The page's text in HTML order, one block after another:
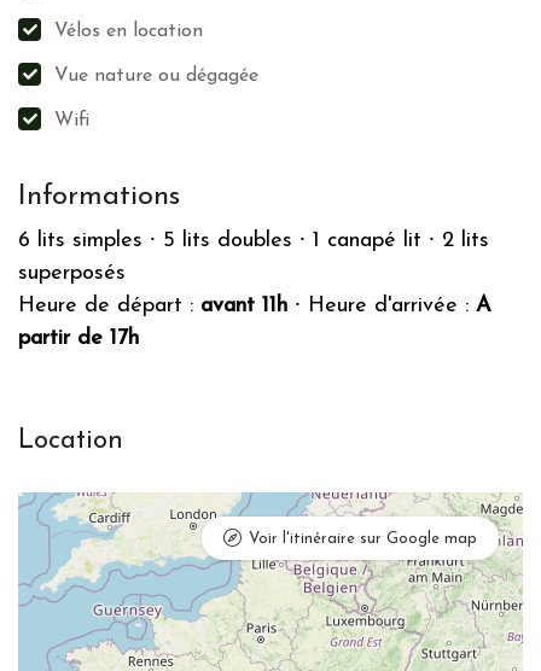
Vélos en location
Vue nature ou dégagée
Wifi
Informations
6 lits simples ⸱ 5 lits doubles ⸱ 1 canapé lit ⸱ 2 lits
superposés
Heure de départ : avant 11h ⸱ Heure d'arrivée : A
partir de 17h
Location
Voir l'itinéraire sur Google map